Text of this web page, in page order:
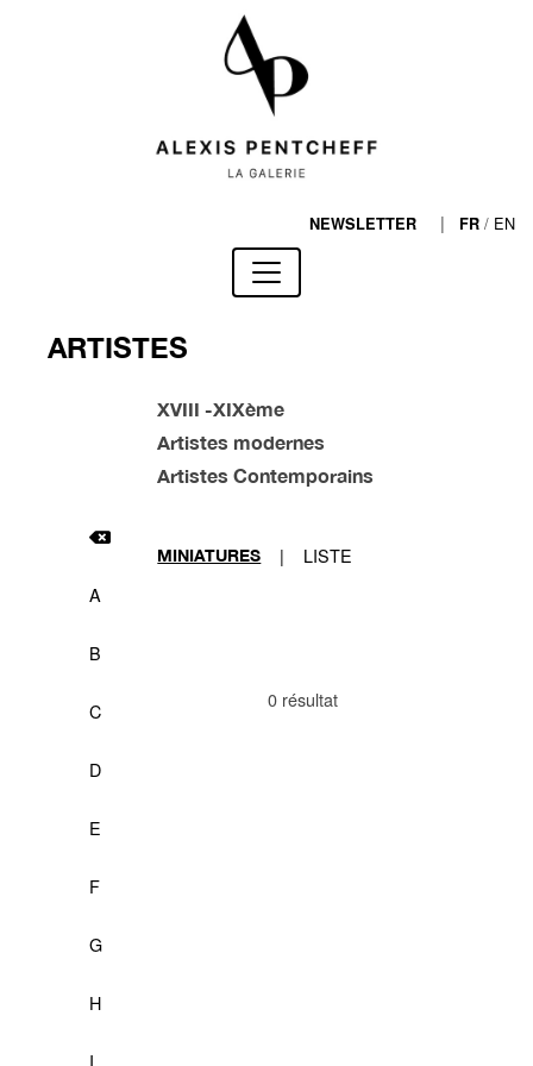
NEWSLETTER | FR / EN
ARTISTES
A
B
C
D
E
F
G
H
I
XVIII -XIXème
Artistes modernes
Artistes Contemporains
MINIATURES | LISTE
0 résultat